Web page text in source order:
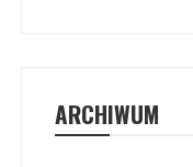
ARCHIWUM